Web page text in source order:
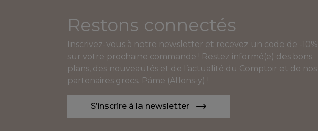
Restons connectés
Inscrivez-vous à notre newsletter et recevez un code de -10%
sur votre prochaine commande ! Restez informé(e) des bons
plans, des nouveautés et de l’actualité du Comptoir et de nos
partenaires grecs. Páme (Allons-y) !
S’inscrire à la newsletter